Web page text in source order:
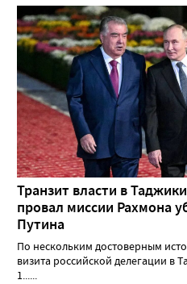
Транзит власти в
провал миссии Рахмона
Путина
По нескольким достоверным
визита российской делегации в
1......